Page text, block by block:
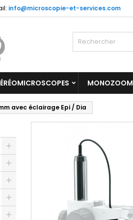
info@microscopie-et-services.com
MONOZOOM
avec éclairage Epi / Dia